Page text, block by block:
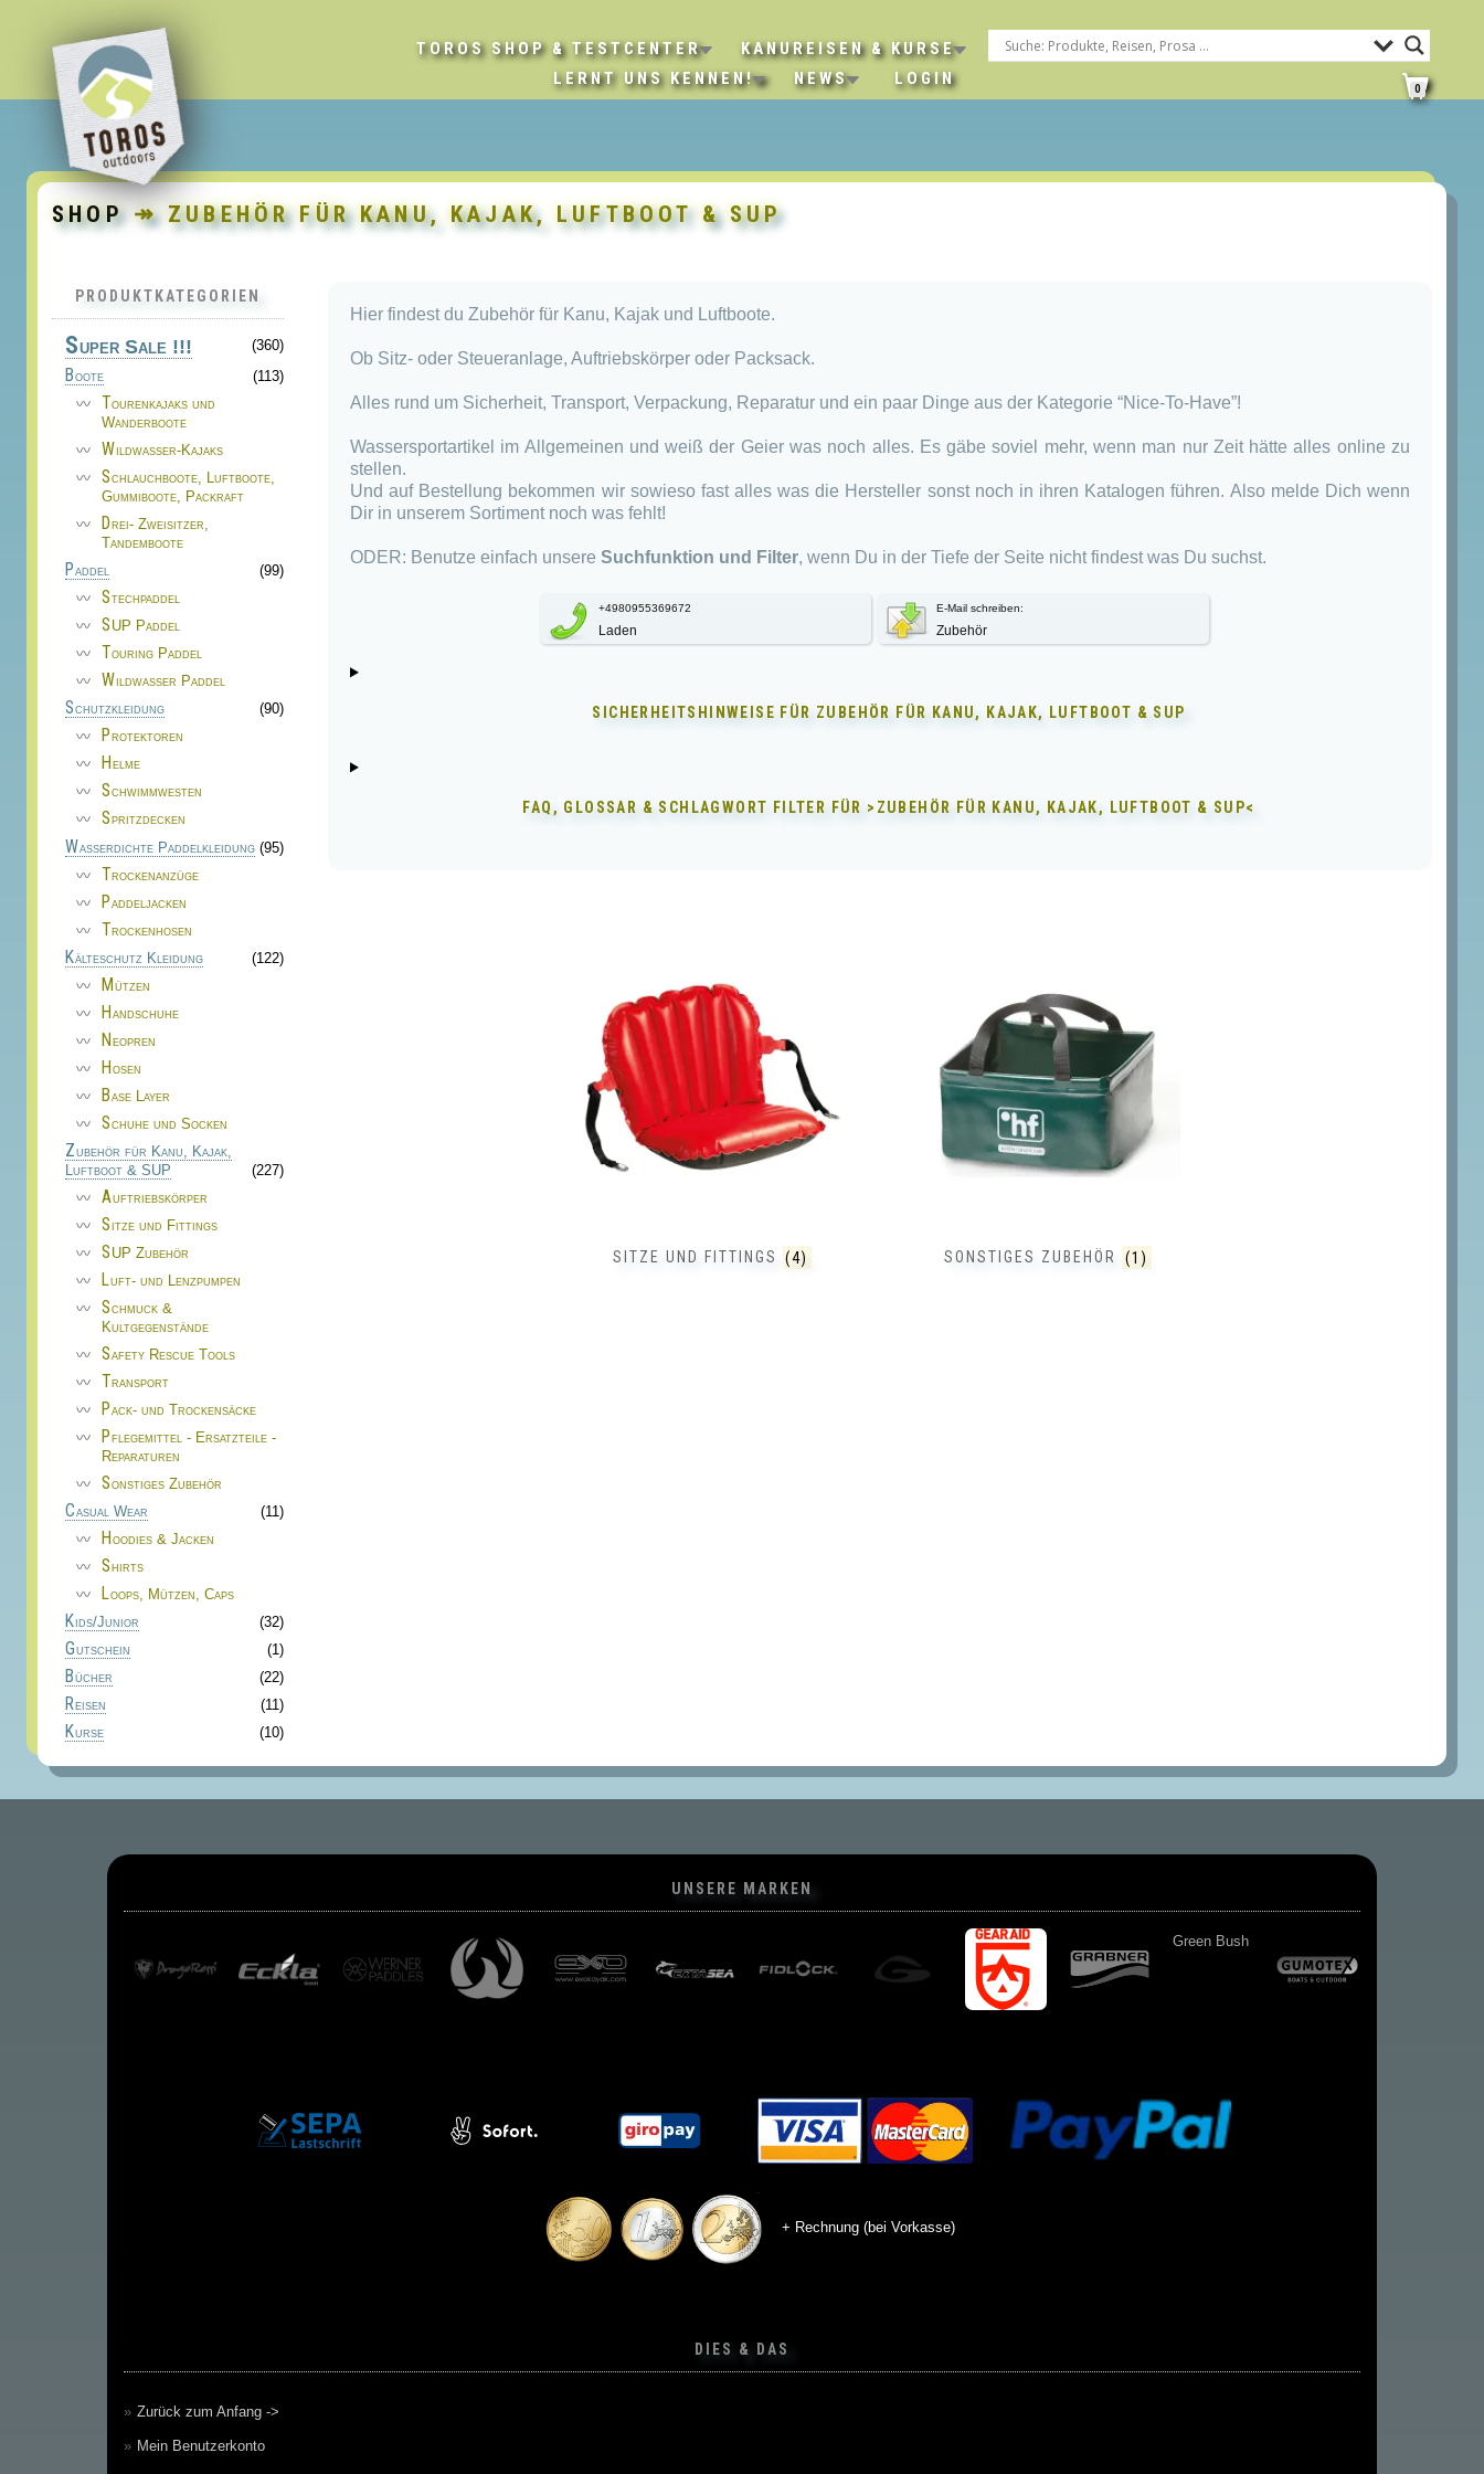
TOROS SHOP & TESTCENTER
KANUREISEN & KURSE
LERNT UNS KENNEN!
NEWS LOGIN
0
SHOP ↠ ZUBEHÖR FÜR KANU, KAJAK, LUFTBOOT & SUP
Hier findest du Zubehör für Kanu, Kajak und Luftboote.
Ob Sitz- oder Steueranlage, Auftriebskörper oder Packsack.
Alles rund um Sicherheit, Transport, Verpackung, Reparatur und ein paar Dinge aus der Kategorie “Nice-To-Have”!
Wassersportartikel im Allgemeinen und weiß der Geier was noch alles. Es gäbe soviel mehr, wenn man nur Zeit hätte alles online zu
stellen.
Und auf Bestellung bekommen wir sowieso fast alles was die Hersteller sonst noch in ihren Katalogen führen. Also melde Dich wenn
Dir in unserem Sortiment noch was fehlt!
ODER: Benutze einfach unsereSuchfunktion und Filter, wenn Du in der Tiefe der Seite nicht findest was Du suchst.
+4980955369672
Laden
E-Mail schreiben:
Zubehör
SICHERHEITSHINWEISE FÜR ZUBEHÖR FÜR KANU, KAJAK, LUFTBOOT & SUP
FAQ, GLOSSAR & SCHLAGWORT FILTER FÜR >ZUBEHÖR FÜR KANU, KAJAK, LUFTBOOT & SUP<
SITZE UND FITTINGS (4) SONSTIGES ZUBEHÖR (1)
PRODUKTKATEGORIEN
Super Sale !!!
(360)
Boote
(113)
Tourenkajaks und
Wanderboote
Wildwasser-Kajaks
Schlauchboote, Luftboote,
Gummiboote, Packraft
Drei- Zweisitzer,
Tandemboote
Paddel
(99)
Stechpaddel
SUP Paddel
Touring Paddel
Wildwasser Paddel
Schutzkleidung
(90)
Protektoren
Helme
Schwimmwesten
Spritzdecken
Wasserdichte Paddelkleidung (95)
Trockenanzüge
Paddeljacken
Trockenhosen
Kälteschutz Kleidung
(122)
Mützen
Handschuhe
Neopren
Hosen
Base Layer
Schuhe und Socken
Zubehör für Kanu, Kajak,
Luftboot & SUP
(227)
Auftriebskörper
Sitze und Fittings
SUP Zubehör
Luft- und Lenzpumpen
Schmuck &
Kultgegenstände
Safety Rescue Tools
Transport
Pack- und Trockensäcke
Pflegemittel - Ersatzteile -
Reparaturen
Sonstiges Zubehör
Casual Wear
(11)
Hoodies & Jacken
Shirts
Loops, Mützen, Caps
Kids/Junior
(32)
Gutschein
(1)
Bücher
(22)
Reisen
(11)
Kurse
(10)
UNSERE MARKEN
Green Bush
+ Rechnung (bei Vorkasse)
DIES & DAS
Zurück zum Anfang ->
Mein Benutzerkonto